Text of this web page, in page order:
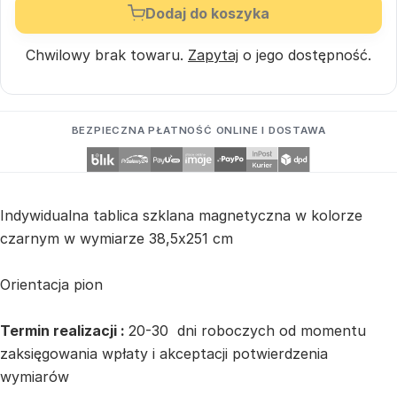
Dodaj do koszyka
Chwilowy brak towaru. Zapytaj o jego dostępność.
BEZPIECZNA PŁATNOŚĆ ONLINE I DOSTAWA
Indywidualna tablica szklana magnetyczna w kolorze
czarnym w wymiarze 38,5x251 cm
Orientacja pion
Termin realizacji : 20-30 dni roboczych od momentu
zaksięgowania wpłaty i akceptacji potwierdzenia
wymiarów